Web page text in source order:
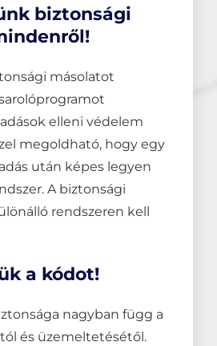
biztonsági
másolatot
elleni védelem
megoldható, hogy egy
után képes legyen
A biztonsági
rendszeren kell
a kódot!
nagyban függ a
és üzemeltetésétől.